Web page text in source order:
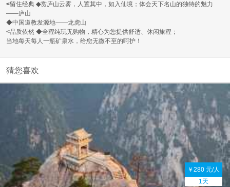
<留住经典 ◆赏庐山云雾，人置其中，如入仙境；体会天下名山的独特的魅力
——庐山
◆中国道教发源地——龙虎山
<品质依然 ◆全程纯玩无购物， 精心为您提供舒适、休闲旅程；
当地每天每人一瓶矿泉水，给您无微不至的呵护！
猜您喜欢
￥280 元/人
1天